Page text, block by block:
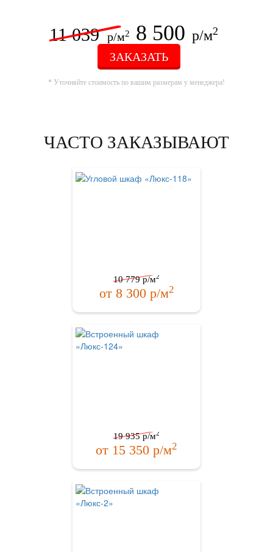
11 039 р/м2 8 500 р/м2
ЗАКАЗАТЬ
* Уточняйте стоимость по вашим размерам у менеджера!
ЧАСТО ЗАКАЗЫВАЮТ
10 779р/м2
от 8 300р/м2
19 935р/м2
от 15 350 р/м2